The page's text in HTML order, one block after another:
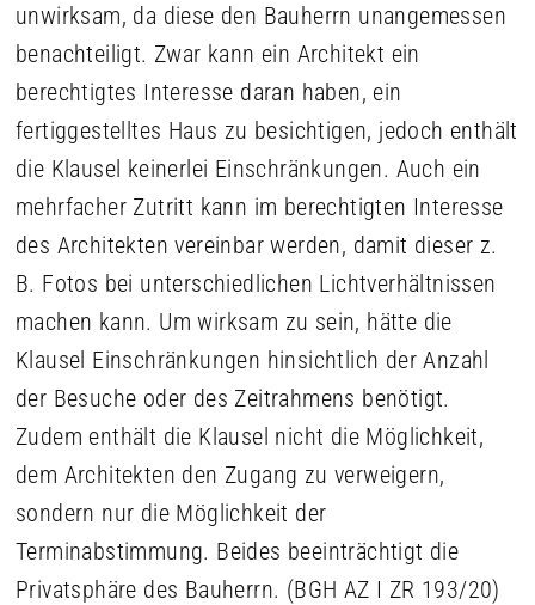
unwirksam, da diese den Bauherrn unangemessen
benachteiligt. Zwar kann ein Architekt ein
berechtigtes Interesse daran haben, ein
fertiggestelltes Haus zu besichtigen, jedoch enthält
die Klausel keinerlei Einschränkungen. Auch ein
mehrfacher Zutritt kann im berechtigten Interesse
des Architekten vereinbar werden, damit dieser z.
B. Fotos bei unterschiedlichen Lichtverhältnissen
machen kann. Um wirksam zu sein, hätte die
Klausel Einschränkungen hinsichtlich der Anzahl
der Besuche oder des Zeitrahmens benötigt.
Zudem enthält die Klausel nicht die Möglichkeit,
dem Architekten den Zugang zu verweigern,
sondern nur die Möglichkeit der
Terminabstimmung. Beides beeinträchtigt die
Privatsphäre des Bauherrn. (BGH AZ I ZR 193/20)